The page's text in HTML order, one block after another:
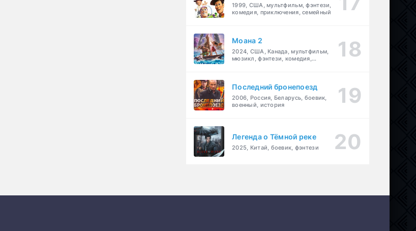
1999, США, мультфильм, фэнтези,
комедия, приключения, семейный
Моана 2
2024, США, Канада, мультфильм,
мюзикл, фэнтези, комедия,
Последний бронепоезд
2006, Россия, Беларусь, боевик,
военный, история
Легенда о Тёмной реке
2025, Китай, боевик, фэнтези